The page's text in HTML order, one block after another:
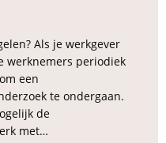
Als je werkgever
werknemers periodiek
een
te ondergaan.
de
met…